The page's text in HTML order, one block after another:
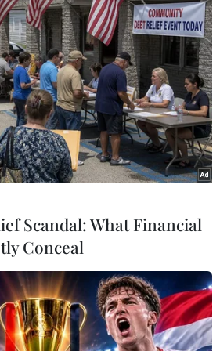
(Ảnh: Mai Mai/Vietnam+)
hậu COVID-19, do ứng
Scandal: What Financial
Conceal